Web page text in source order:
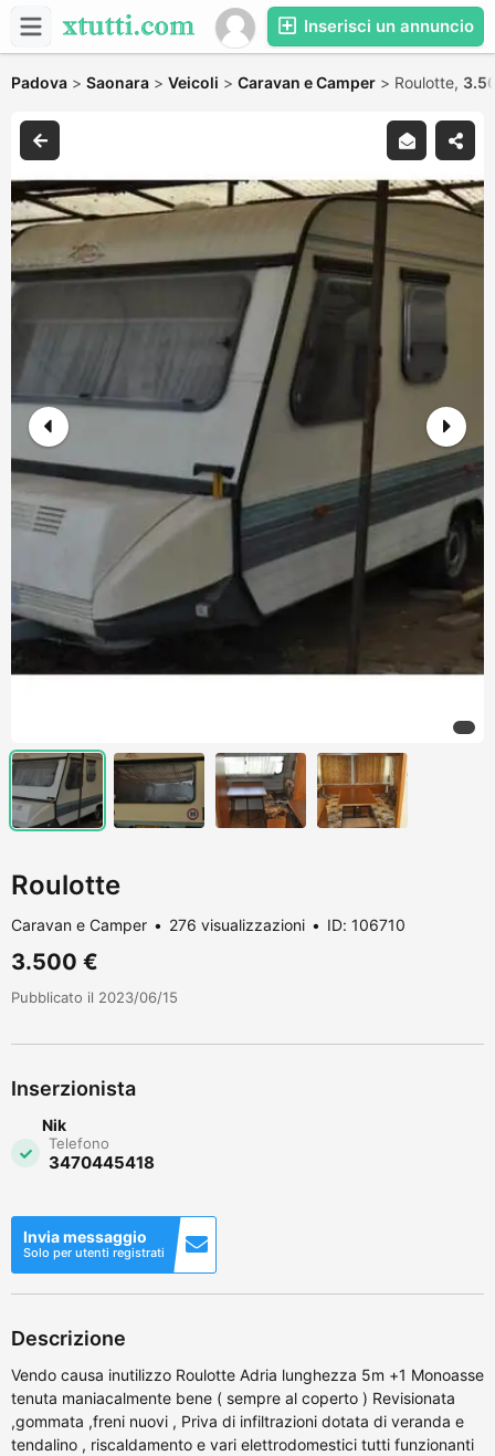
Inserisci un annuncio
Padova > Saonara > Veicoli > Caravan e Camper > Roulotte,
Roulotte
Caravan e Camper 276 visualizzazioni ID: 106710
3.500 €
Pubblicato il 2023/06/15
Inserzionista
Nik
Telefono
3470445418
Invia messaggio
Solo per utenti registrati
Descrizione
Vendo causa inutilizzo Roulotte Adria lunghezza 5m +1 Monoasse
tenuta maniacalmente bene ( sempre al coperto ) Revisionata
,gommata ,freni nuovi , Priva di infiltrazioni dotata di veranda e
tendalino , riscaldamento e vari elettrodomestici tutti funzionanti